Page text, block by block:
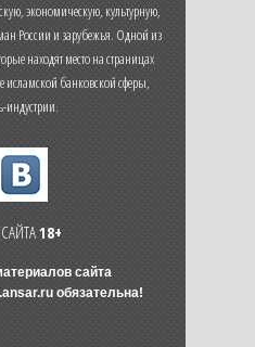
экономическую, культурную,
России и зарубежья. Одной из
находят место на страницах
исламской банковской сферы,
индустрии.
18+
сайта
обязательна!